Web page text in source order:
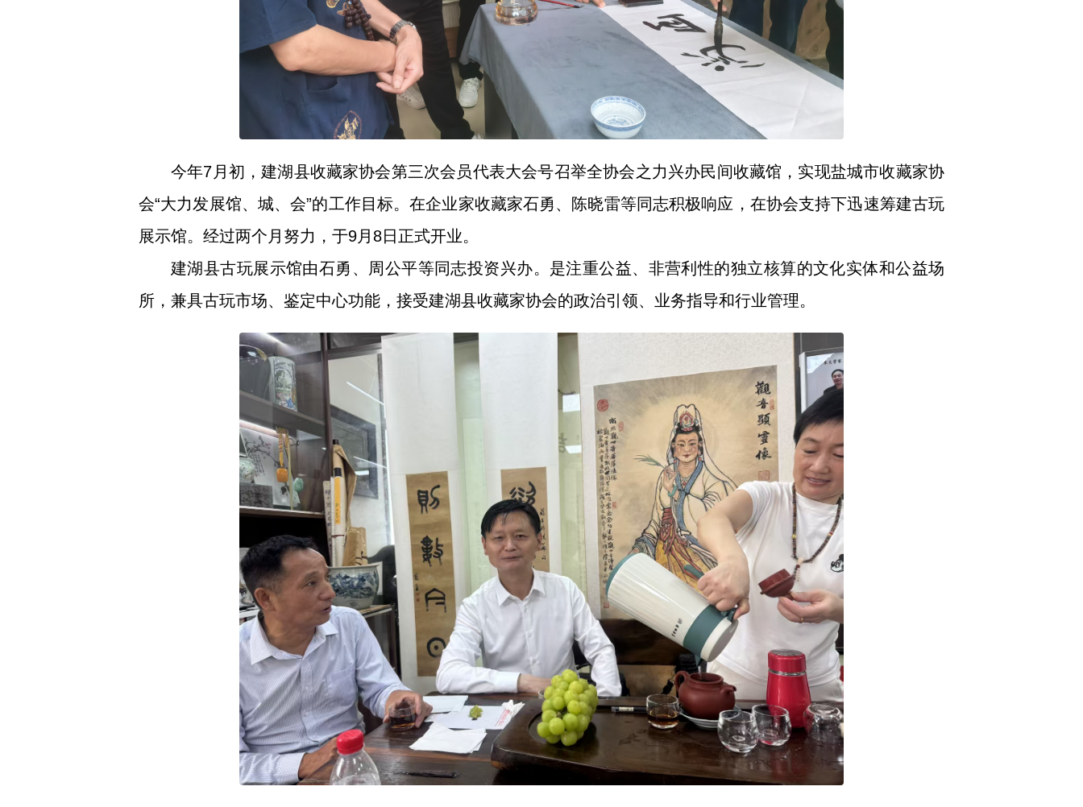
今年7月初，建湖县收藏家协会第三次会员代表大会号召举全协会之力兴办民间收藏馆，实现盐城市收藏家协
会“大力发展馆、城、会”的工作目标。在企业家收藏家石勇、陈晓雷等同志积极响应，在协会支持下迅速筹建古玩
展示馆。经过两个月努力，于9月8日正式开业。
建湖县古玩展示馆由石勇、周公平等同志投资兴办。是注重公益、非营利性的独立核算的文化实体和公益场
所，兼具古玩市场、鉴定中心功能，接受建湖县收藏家协会的政治引领、业务指导和行业管理。